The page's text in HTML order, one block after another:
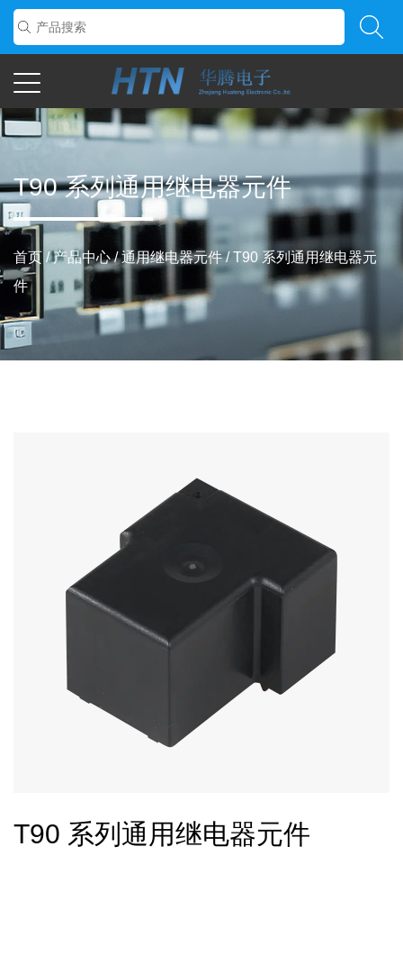
T90 系列通用继电器元件
首页 /产品中心/通用继电器元件/T90 系列通用继电器元
件
T90 系列通用继电器元件